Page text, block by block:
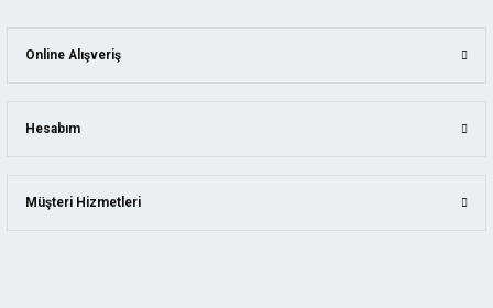
Online Alışveriş
Hesabım
Müşteri Hizmetleri